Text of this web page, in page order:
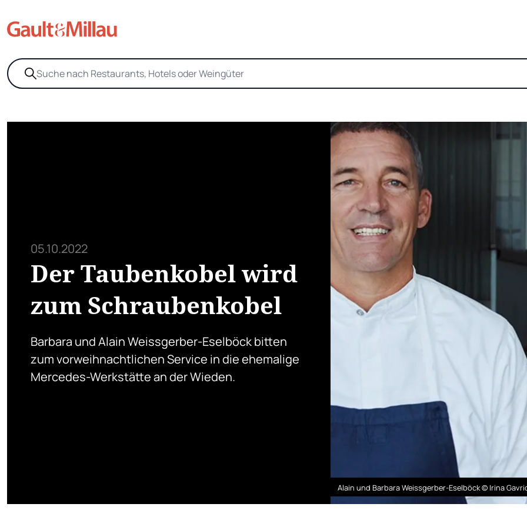
05.10.2022
Der Taubenkobel wird
zum Schraubenkobel
Barbara und Alain Weissgerber-Eselböck bitten
zum vorweihnachtlichen Service in die ehemalige
Mercedes-Werkstätte an der Wieden.
Alain und Barbara Weissgerber-Eselböck © Irina